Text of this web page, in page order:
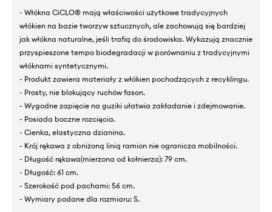
- Włókna CiCLO® mają właściwości użytkowe tradycyjnych
włókien na bazie tworzyw sztucznych, ale zachowują się bardziej
jak włókna naturalne, jeśli trafią do środowiska. Wykazują znacznie
przyspieszone tempo biodegradacji w porównaniu z tradycyjnymi
włóknami syntetycznymi.
- Produkt zawiera materiały z włókien pochodzących z recyklingu.
- Prosty, nie blokujący ruchów fason.
- Wygodne zapięcie na guziki ułatwia zakładanie i zdejmowanie.
- Posiada boczne rozcięcia.
- Cienka, elastyczna dzianina.
- Krój rękawa z obniżoną linią ramion nie ogranicza mobilności.
- Długość rękawa(mierzona od kołnierza): 79 cm.
- Długość: 61 cm.
- Szerokość pod pachami: 56 cm.
- Wymiary podane dla rozmiaru: S.